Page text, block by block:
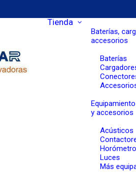
Tienda
Baterías,
accesorios
Baterías
y accesorios
Acústicos
Luces
Más